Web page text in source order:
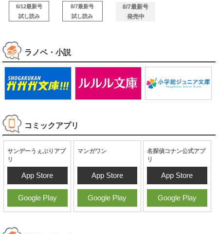
ビッグオリジナル
増刊
6/12最新号
ビッグコミック
毎月10日25日発売
8/7最新号
ビッグコミック増
刊
8/7最新号
ラノベ・小説
コミックアプリ